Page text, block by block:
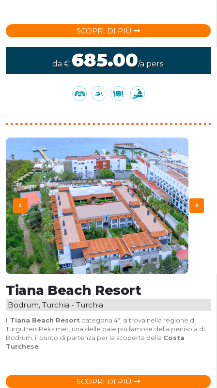
SCOPRI DI PIÙ
da € 685.00/a pers.
Tiana Beach Resort
Bodrum, Turchia - Turchia
Il Tiana Beach Resort categoria 4*, si trova nella regione di
Turgutreis Peksimet, una delle baie più famose della penisola di
Bodrum, il punto di partenza per la scoperta della Costa
Turchese
SCOPRI DI PIÙ